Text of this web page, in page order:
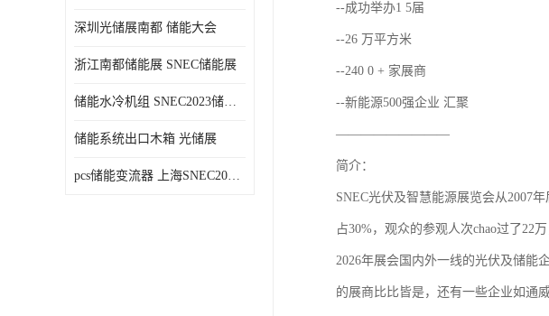
深圳光储展南都 储能大会
浙江南都储能展 SNEC储能展
储能水冷机组 SNEC2023储能展
储能系统出口木箱 光储展
pcs储能变流器 上海SNEC2023光伏展
--成功举办1 5届
--26 万平方米
--240 0 + 家展商
--新能源500强企业 汇聚
—————————
简介：
SNEC光伏及智慧能源展览会从2007
占30%，观众的参观人次chao过了22
2026年展会国内外一线的光伏及储能
的展商比比皆是，还有一些企业如通